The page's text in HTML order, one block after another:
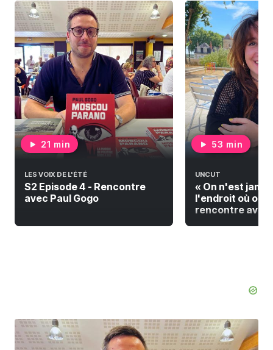
21 min
LES VOIX DE L'ÉTÉ
S2 Episode 4 - Rencontre
avec Paul Gogo
53 min
UNCUT
« On n'est
l'endroit où on
rencontre avec